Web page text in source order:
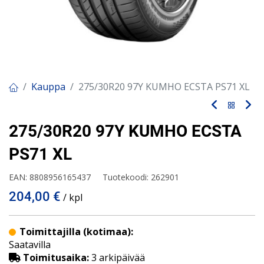
Kauppa 275/30R20 97Y KUMHO ECSTA PS71 XL
275/30R20 97Y KUMHO ECSTA
PS71 XL
EAN: 8808956165437 Tuotekoodi: 262901
204,00 € / kpl
Toimittajilla (kotimaa):
Saatavilla
Toimitusaika:3 arkipäivää